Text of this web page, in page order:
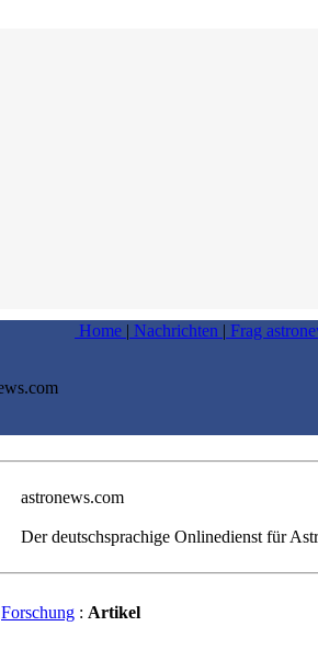
Home | Nachrichten | Frag
astronews.com
Der deutschsprachige Onlinedienst für
Forschung : Artikel